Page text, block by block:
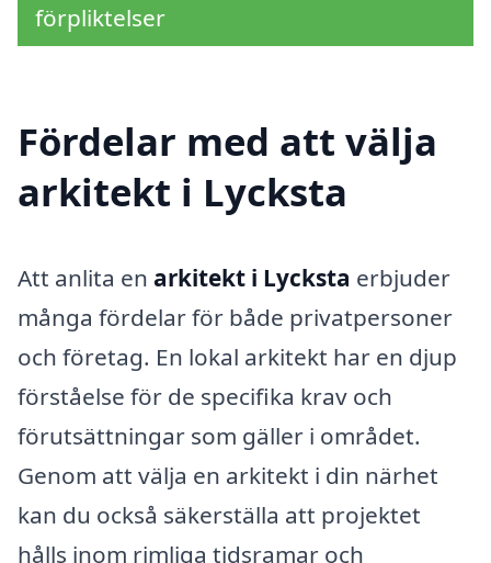
förpliktelser
Fördelar med att välja
arkitekt i Lycksta
Att anlita en arkitekt i Lycksta erbjuder
många fördelar för både privatpersoner
och företag. En lokal arkitekt har en djup
förståelse för de specifika krav och
förutsättningar som gäller i området.
Genom att välja en arkitekt i din närhet
kan du också säkerställa att projektet
hålls inom rimliga tidsramar och